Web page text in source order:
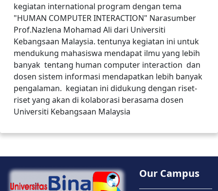
kegiatan international program dengan tema
"HUMAN COMPUTER INTERACTION" Narasumber
Prof.Nazlena Mohamad Ali dari Universiti
Kebangsaan Malaysia. tentunya kegiatan ini untuk
mendukung mahasiswa mendapat ilmu yang lebih
banyak tentang human computer interaction dan
dosen sistem informasi mendapatkan lebih banyak
pengalaman. kegiatan ini didukung dengan riset-
riset yang akan di kolaborasi berasama dosen
Universiti Kebangsaan Malaysia
Our Campus